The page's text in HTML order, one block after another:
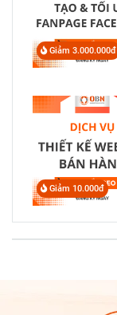
Giảm 3.000.000đ
Giảm 10.000đ